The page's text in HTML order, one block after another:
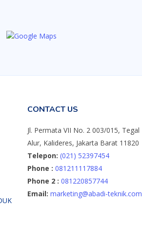
CONTACT US
Jl. Permata VII No. 2 003/015, Tegal
Alur, Kalideres, Jakarta Barat 11820
Telepon: (021) 52397454
Phone : 081211117884
Phone 2 : 081220857744
Email: marketing@abadi-teknik.com